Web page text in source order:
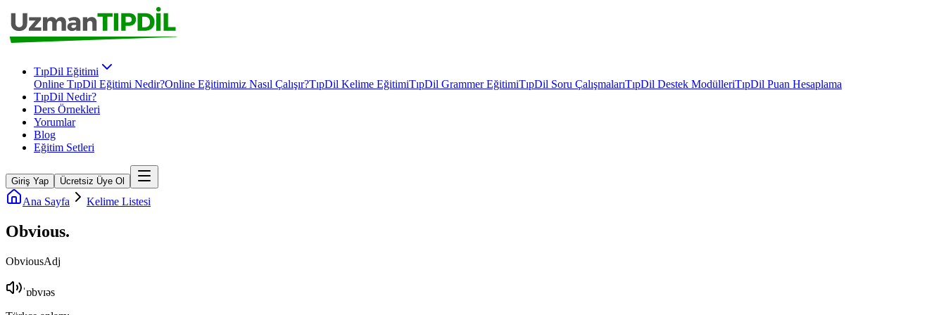
TıpDil Eğitimi
Online TıpDil Eğitimi Nedir?Online Eğitimimiz Nasıl Çalışır?TıpDil Kelime EğitimiTıpDil Grammer EğitimiTıpDil Soru ÇalışmalarıTıpDil Destek ModülleriTıpDil Puan Hesaplama
TıpDil Nedir?
Ders Örnekleri
Yorumlar
Blog
Eğitim Setleri
Giriş Yap Ücretsiz Üye Ol
Ana Sayfa Kelime Listesi
Obvious.
ObviousAdj
ˈɒbvɪəs